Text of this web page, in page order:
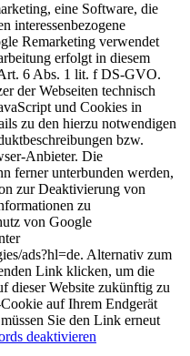
eine Software, die
interessenbezogene
Remarketing verwendet
erfolgt in diesem
6 Abs. 1 lit. f DS-GVO.
der Webseiten technisch
und Cookies in
zu den hierzu notwendigen
bzw.
Anbieter. Die
ferner unterbunden werden,
zur Deaktivierung von
zu
von Google
ads?hl=de. Alternativ zum
Link klicken, um die
dieser Website zukünftig zu
auf Ihrem Endgerät
Sie den Link erneut
deaktivieren